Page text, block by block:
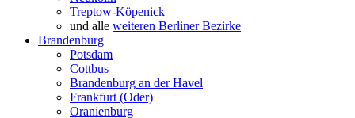
Treptow-Köpenick
und alle weiteren Berliner Bezirke
Brandenburg
Potsdam
Cottbus
Brandenburg an der Havel
Frankfurt (Oder)
Oranienburg